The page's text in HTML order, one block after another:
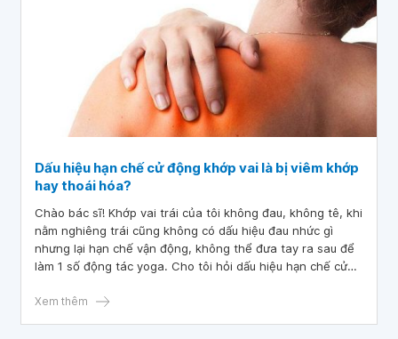
Dấu hiệu hạn chế cử động khớp vai là bị viêm khớp
hay thoái hóa?
Chào bác sĩ! Khớp vai trái của tôi không đau, không tê, khi
nằm nghiêng trái cũng không có dấu hiệu đau nhức gì
nhưng lại hạn chế vận động, không thể đưa tay ra sau để
làm 1 số động tác yoga. Cho tôi hỏi dấu hiệu hạn chế cử
điều trị để ngăn diễn tiến xấu của bệnh không? Cảm ơn
Xem thêm